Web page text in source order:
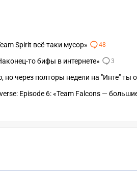
Spirit всё-таки мусор» 48
то бифы в интернете» 3
но через полторы недели на "Инте" ты
Episode 6: «Team Falcons —